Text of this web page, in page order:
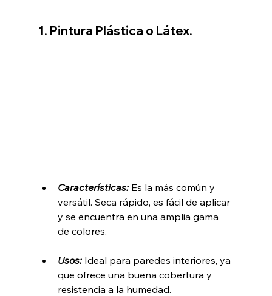
1. Pintura Plástica o Látex.
Características: Es la más común y
versátil. Seca rápido, es fácil de aplicar
y se encuentra en una amplia gama
de colores.
Usos: Ideal para paredes interiores, ya
que ofrece una buena cobertura y
resistencia a la humedad.